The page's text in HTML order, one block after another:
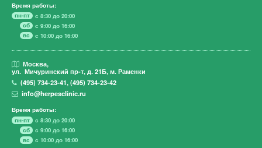
Время работы:
пн-пт
с 8:30 до 20:00
сб
с 9:00 до 16:00
вс
с 10:00 до 16:00
Москва,
ул. Мичуринский пр-т, д. 21Б, м. Раменки
(495)734-23-41,(495)734-23-42
info@herpesclinic.ru
Время работы:
пн-пт
с 8:30 до 20:00
сб
с 9:00 до 16:00
вс
с 10:00 до 16:00